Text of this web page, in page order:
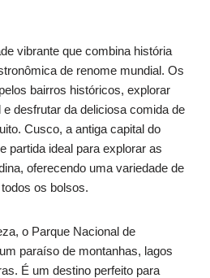
vibrante que combina história
de renome mundial. Os
bairros históricos, explorar
desfrutar da deliciosa comida de
Cusco, a antiga capital do
partida ideal para explorar as
oferecendo uma variedade de
os bolsos.
o Parque Nacional de
paraíso de montanhas, lagos
É um destino perfeito para